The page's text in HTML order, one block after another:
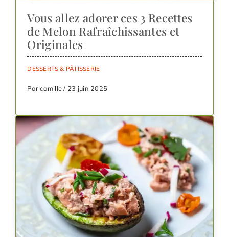
Vous allez adorer ces 3 Recettes
de Melon Rafraîchissantes et
Originales
DESSERTS & PÂTISSERIE
Par camille / 23 juin 2025